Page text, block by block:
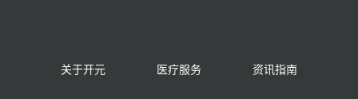
关于开元 医疗服务 资讯指南